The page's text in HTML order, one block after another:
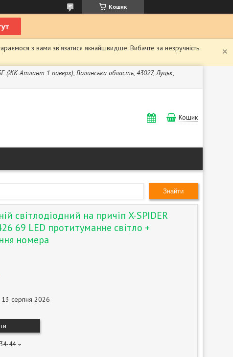
Кошик
з вами зв'язатися якнайшвидше. Вибачте за незручність.
(ЖК Атлант 1 поверх), Волинська область, 43027, Луцьк,
Кошик
Знайти
світлодіодний на причіп X-SPIDER
69 LED протитуманне світло +
номера
13 серпня 2026
44